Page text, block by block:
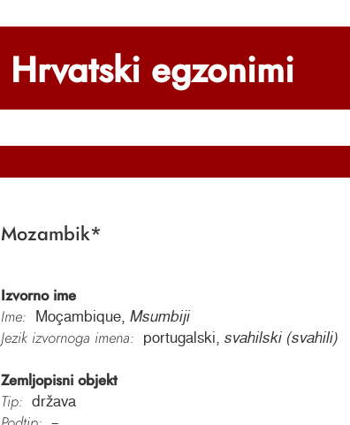
Hrvatski egzonimi
Mozambik*
Izvorno ime
Ime:
Moçambique, Msumbiji
Jezik izvornoga imena: portugalski, svahilski (svahili)
Zemljopisni objekt
Tip:
država